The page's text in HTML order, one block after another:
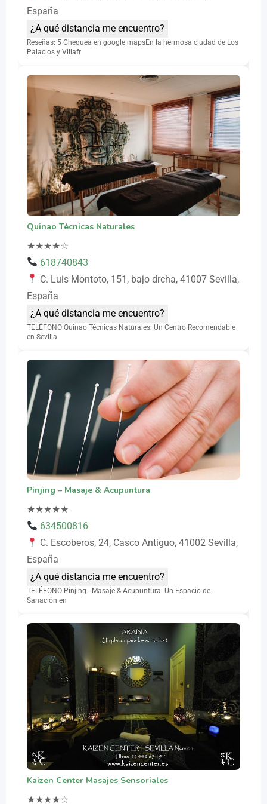
España
¿A qué distancia me encuentro?
Reseñas: 5 Chequea en google mapsEn la hermosa ciudad de Los
Palacios y Villafr
Quinao Técnicas Naturales
★★★★☆
618740843
C. Luis Montoto, 151, bajo drcha, 41007 Sevilla,
España
¿A qué distancia me encuentro?
TELÉFONO:Quinao Técnicas Naturales: Un Centro Recomendable
en Sevilla
Pinjing – Masaje & Acupuntura
★★★★★
634500816
C. Escoberos, 24, Casco Antiguo, 41002 Sevilla,
España
¿A qué distancia me encuentro?
TELÉFONO:Pinjing - Masaje & Acupuntura: Un Espacio de
Sanación en
Kaizen Center Masajes Sensoriales
★★★★☆